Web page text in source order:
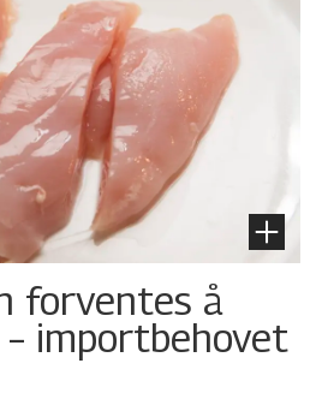
forventes å
importbehovet